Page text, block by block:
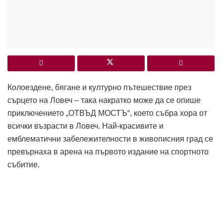
Колоездене, бягане и културно пътешествие през
сърцето на Ловеч – така накратко може да се опише
приключението „ОТВЪД МОСТЪ“, което събра хора от
всички възрасти в Ловеч. Най-красивите и
емблематични забележителности в живописния град се
превърнаха в арена на първото издание на спортното
събитие.